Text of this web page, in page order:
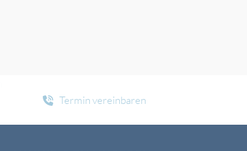
Termin vereinbaren